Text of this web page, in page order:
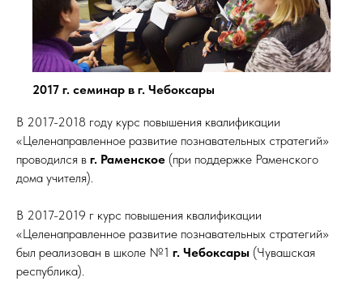
2017 г. семинар в г. Чебоксары
В 2017-2018 году курс повышения квалификации
«Целенаправленное развитие познавательных стратегий»
проводился в г. Раменское (при поддержке Раменского
дома учителя).
В 2017-2019 г курс повышения квалификации
«Целенаправленное развитие познавательных стратегий»
был реализован в школе №1 г. Чебоксары (Чувашская
республика).